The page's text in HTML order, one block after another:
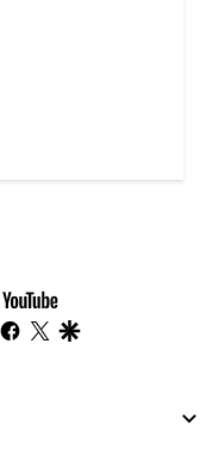
youtube-
footer
instagram
facebook
twitter